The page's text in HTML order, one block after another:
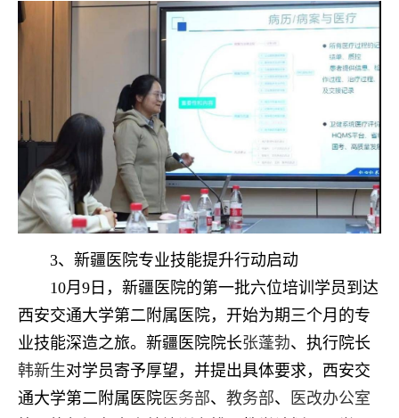
3、新疆医院专业技能提升行动启动
10月9日，新疆医院的第一批六位培训学员到达
西安交通大学第二附属医院，开始为期三个月的专
业技能深造之旅。新疆医院院长张蓬勃、执行院长
韩新生对学员寄予厚望，并提出具体要求，西安交
通大学第二附属医院医务部、 教务部、
医改办公室